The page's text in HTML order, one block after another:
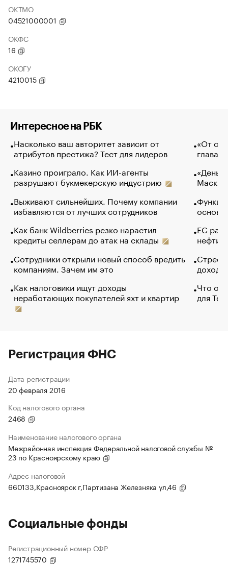
ОКТМО
04521000001
ОКФС
16
ОКОГУ
4210015
Интересное на РБК
Насколько ваш авторитет зависит от
атрибутов престижа? Тест для лидеров
Казино проиграло. Как ИИ-агенты
разрушают букмекерскую индустрию
Выживают сильнейших. Почему компании
избавляются от лучших сотрудников
Как банк Wildberries резко нарастил
кредиты селлерам до атак на склады
Сотрудники открыли новый способ вредить
компаниям. Зачем им это
Как налоговики ищут доходы
неработающих покупателей яхт и квартир
«От
глава
Маск в
основ
ЕС
нефти
Что
для
Регистрация ФНС
Дата регистрации
20 февраля 2016
Код налогового органа
2468
Наименование налогового органа
Межрайонная инспекция Федеральной налоговой службы №
23 по Красноярскому краю
Адрес налоговой
660133,Красноярск г,Партизана Железняка ул,46
Социальные фонды
Регистрационный номер СФР
1271745570